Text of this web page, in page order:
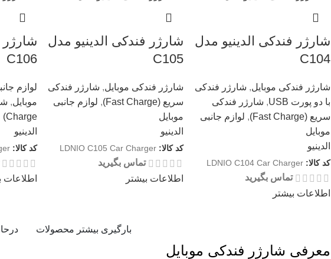
شارژر فندکی الدینیو مدل
C104
شارژر فندکی موبایل, شارژر فندکی
با دو پورت USB
, شارژر فندکی
سریع (Fast Charge)
, لوازم جانبی
موبایل
الدینیو
کد کالا:LDNIO C104 Car Charger
تماس بگیرید
اطلاعات بیشتر
شارژر فندکی الدینیو مدل
C105
شارژر فندکی موبایل, شارژر فندکی
سریع (Fast Charge)
, لوازم جانبی
موبایل
الدینیو
کد کالا: LDNIO C105 Car Charger
تماس بگیرید
اطلاعات بیشتر
شارژر
C106
لوازم
موبایل,
Charge)
الدینیو
کد کالا:
اطلاعات
بارگیری بیشتر محصولات
معرفی شارژر فندکی موبایل